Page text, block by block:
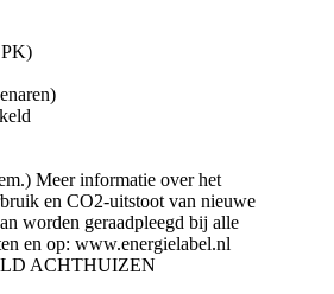
Meer informatie over het
en CO2-uitstoot van nieuwe
worden geraadpleegd bij alle
en op: www.energielabel.nl
ACHTHUIZEN